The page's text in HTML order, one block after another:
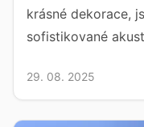
krásné dekorace,
sofistikované
29. 08. 2025